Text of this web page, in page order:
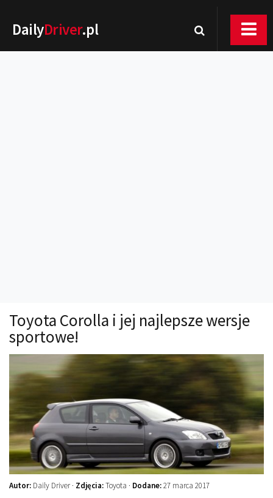
DailyDriver.pl
Technika jazdy
Oświetlenie
Auto z niemiec
Galerie
Toyota Corolla i jej najlepsze wersje
sportowe!
Autor: Daily Driver · Zdjęcia:Toyota · Dodane:27 marca 2017